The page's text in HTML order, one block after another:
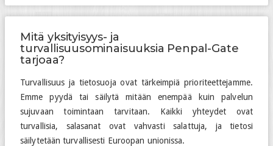
Mitä yksityisyys- ja
turvallisuusominaisuuksia Penpal-Gate
tarjoaa?
Turvallisuus ja tietosuoja ovat tärkeimpiä prioriteettejamme.
Emme pyydä tai säilytä mitään enempää kuin palvelun
sujuvaan toimintaan tarvitaan. Kaikki yhteydet ovat
turvallisia, salasanat ovat vahvasti salattuja, ja tietosi
säilytetään turvallisesti Euroopan unionissa.